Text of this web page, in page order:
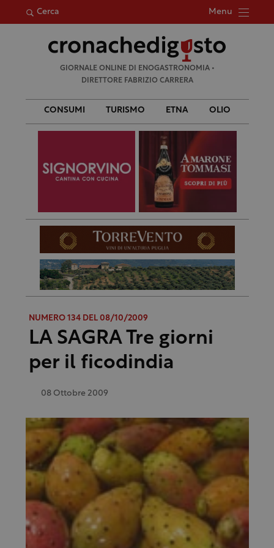
Cerca Menu
per:
GIORNALE ONLINE DI ENOGASTRONOMIA •
DIRETTORE FABRIZIO CARRERA
CONSUMI TURISMO ETNA OLIO
NUMERO 134 DEL 08/10/2009
LA SAGRA Tre giorni
per il ficodindia
08 Ottobre 2009